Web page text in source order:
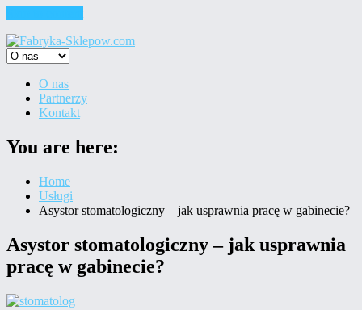
O nas
Partnerzy
Kontakt
You are here:
Home
Usługi
Asystor stomatologiczny – jak usprawnia pracę w gabinecie?
Asystor stomatologiczny – jak usprawnia
pracę w gabinecie?